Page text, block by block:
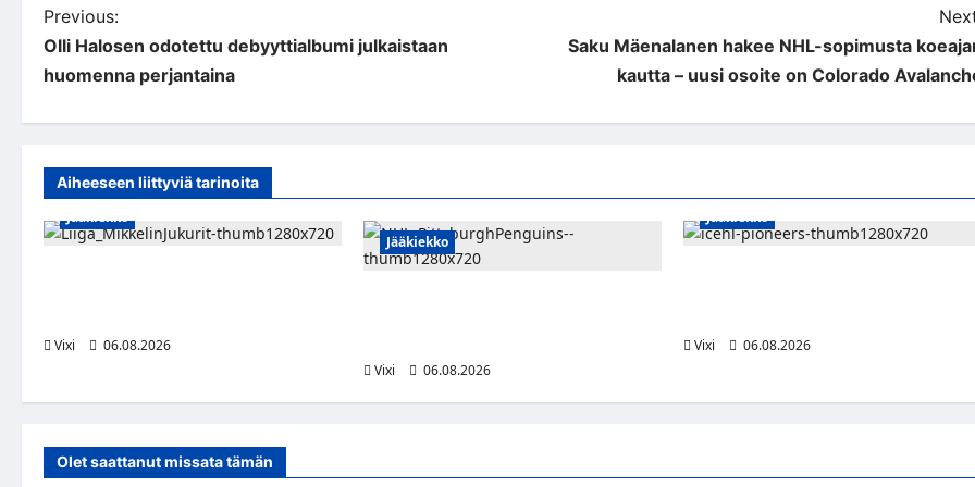
P
o
n
a
g
t
i
Previous:
Olli Halosen odotettu debyyttialbumi julkaistaan
huomenna perjantaina
Saku Mäenalanen hakee NHL-sopimusta
kautta – uusi osoite on Colorado
Aiheeseen liittyviä tarinoita
Jääkiekko
Vixi
06.08.2026
Jääkiekko
Vixi
06.08.2026
Jääkiekko
Vixi
06.08.2026
Olet saattanut missata tämän